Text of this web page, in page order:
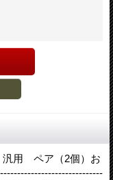
用 ペア（2個）お